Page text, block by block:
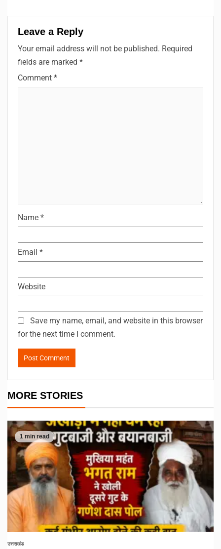
Leave a Reply
Your email address will not be published. Required
fields are marked *
Comment *
Name *
Email *
Website
Save my name, email, and website in this browser
for the next time I comment.
MORE STORIES
1 min read
उत्तराखंड